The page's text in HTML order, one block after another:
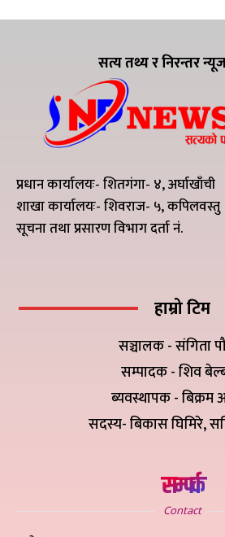
सत्य तथ्य र निरन्तर
प्रधान कार्यालयः- शितगंगा- ४, अर्घाखाँची
शाखा कार्यालयः- शिवराज- ५, कपिलवस्तु
सूचना तथा प्रसारण विभाग दर्ता नं.
हाम्रो टिम
सञ्चालक - संगिता
सम्पादक - शिव
ब्यवस्थापक - बिक्रम
सदस्य- बिकास घिमिरे,
सम्पर्क
Contact